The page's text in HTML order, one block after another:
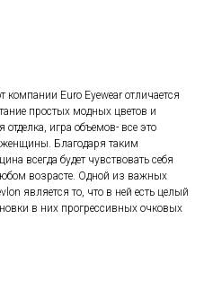
компании Euro Eyewear отличается
простых модных цветов и
игра объемов- все это
женщины. Благодаря таким
всегда будет чувствовать себя
возрасте. Одной из важных
является то, что в ней есть целый
в них прогрессивных очковых